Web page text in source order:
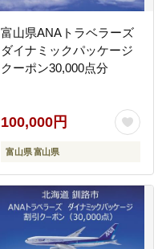
富山県ANAトラベラーズ
ダイナミックパッケージ
クーポン30,000点分
100,000円
富山県 富山県